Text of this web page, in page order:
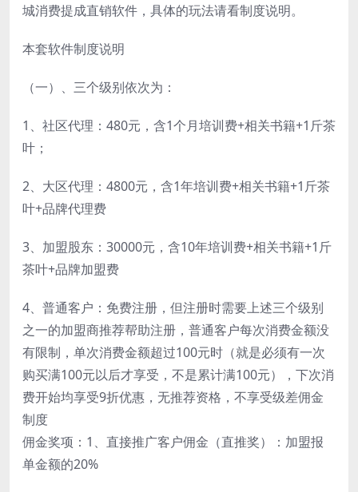
城消费提成直销软件，具体的玩法请看制度说明。
本套软件制度说明
（一）、三个级别依次为：
1、社区代理：480元，含1个月培训费+相关书籍+1斤茶
叶；
2、大区代理：4800元，含1年培训费+相关书籍+1斤茶
叶+品牌代理费
3、加盟股东：30000元，含10年培训费+相关书籍+1斤
茶叶+品牌加盟费
4、普通客户：免费注册，但注册时需要上述三个级别
之一的加盟商推荐帮助注册，普通客户每次消费金额没
有限制，单次消费金额超过100元时（就是必须有一次
购买满100元以后才享受，不是累计满100元），下次消
费开始均享受9折优惠，无推荐资格，不享受级差佣金
制度
佣金奖项：1、直接推广客户佣金（直推奖）：加盟报
单金额的20%